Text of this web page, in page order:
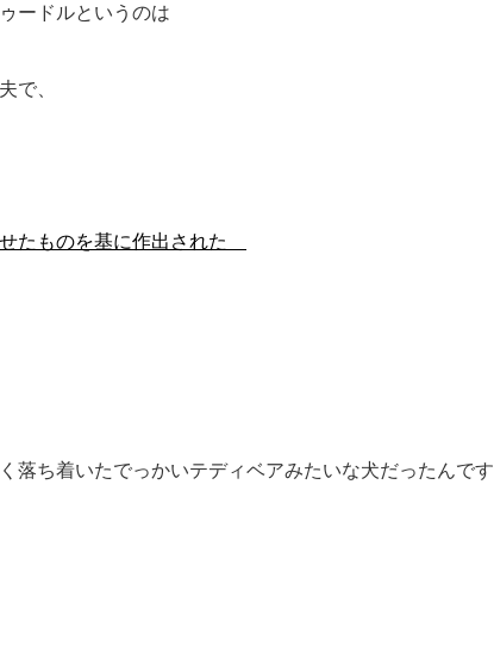
ードルというのは
で、
たものを基に作出された
落ち着いたでっかいテディベアみたいな犬だったんで